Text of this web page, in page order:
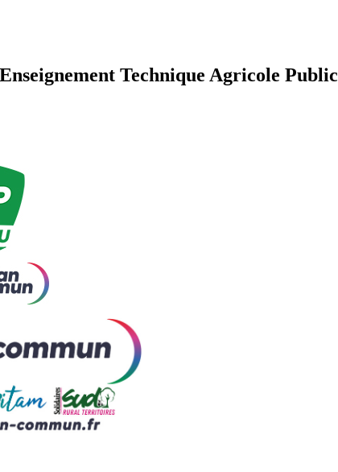
Technique Agricole Public